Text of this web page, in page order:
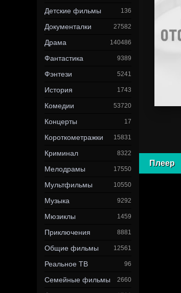
Детские фильмы 136
Документалки 27582
Драма 140486
Фантастика 9389
Фэнтези 5241
История 1743
Комедии 53720
Концерты 17
Короткометражки 15831
Криминал 8322
Мелодрамы 17550
Мультфильмы 10550
Музыка 9292
Мюзиклы 1459
Приключения 8881
Общие фильмы 12561
Реальное ТВ 96
Семейные фильмы 2660
Плеер